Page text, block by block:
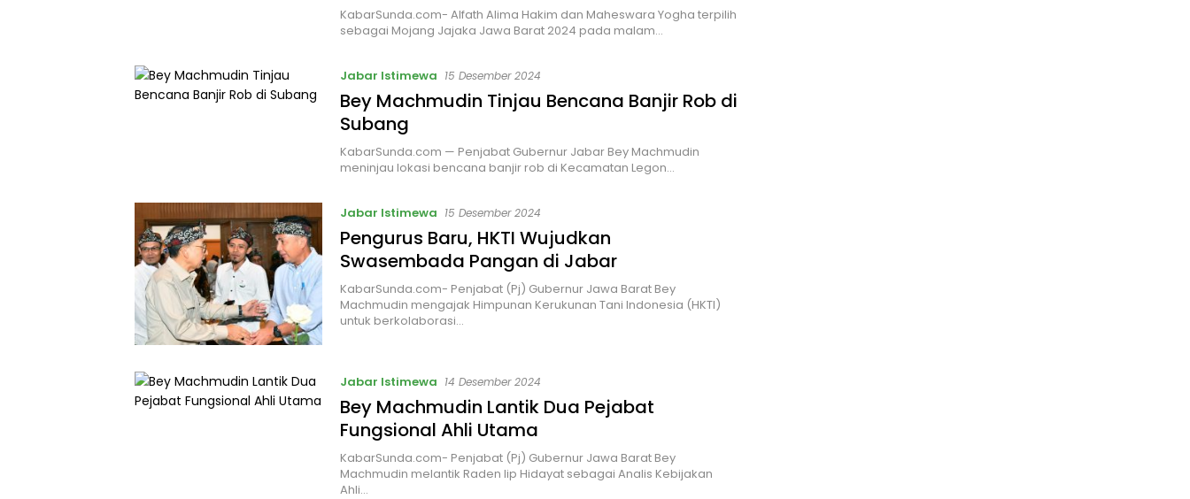
KabarSunda.com- Alfath Alima Hakim dan Maheswara Yogha terpilih
sebagai Mojang Jajaka Jawa Barat 2024 pada malam…
Jabar Istimewa 15 Desember 2024
Bey Machmudin Tinjau Bencana Banjir Rob di
Subang
KabarSunda.com — Penjabat Gubernur Jabar Bey Machmudin
meninjau lokasi bencana banjir rob di Kecamatan Legon…
Jabar Istimewa 15 Desember 2024
Pengurus Baru, HKTI Wujudkan
Swasembada Pangan di Jabar
KabarSunda.com- Penjabat (Pj) Gubernur Jawa Barat Bey
Machmudin mengajak Himpunan Kerukunan Tani Indonesia (HKTI)
untuk berkolaborasi…
Jabar Istimewa 14 Desember 2024
Bey Machmudin Lantik Dua Pejabat
Fungsional Ahli Utama
KabarSunda.com- Penjabat (Pj) Gubernur Jawa Barat Bey
Machmudin melantik Raden Iip Hidayat sebagai Analis Kebijakan
Ahli…